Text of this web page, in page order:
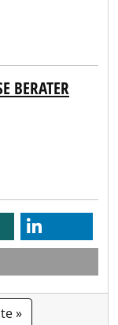
BERATER
»